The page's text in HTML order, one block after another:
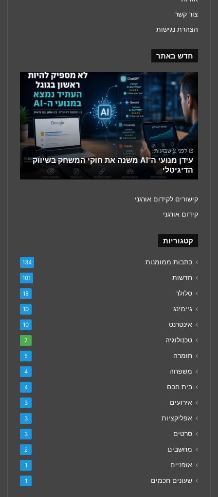
צור קשר
הצהרת נגישות
חדש באתר
עידן
מנועי
ה־AI
משנה
את
חוקי
המשחק
בשיווק
הדיגיטלי
לפני 2 שבועות
עידן מנועי ה־AI משנה את חוקי המשחק בשיווק
הדיגיטלי
קישורים לקידום אורגני
קידום אורגני
קטגוריות
כתבות ממומנות 134
חדשות 101
סלולר 18
גיימינג 10
אינטרנט 10
טכנולוגיה 7
חומרה 5
משפחה 4
בית חכם 4
אירועים 3
אפליקציות 3
סרטים 3
מחשבים 2
אופניים 1
שעונים חכמים 1